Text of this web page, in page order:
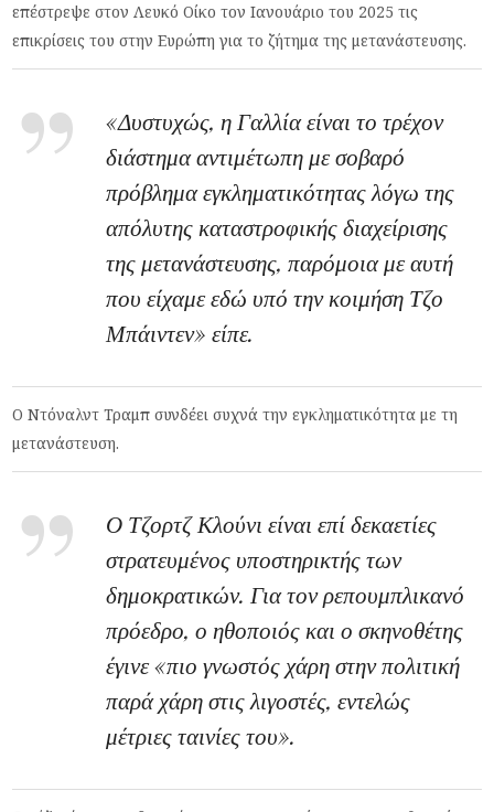
επέστρεψε στον Λευκό Οίκο τον Ιανουάριο του 2025 τις
επικρίσεις του στην Ευρώπη για το ζήτημα της μετανάστευσης.
«Δυστυχώς, η Γαλλία είναι το τρέχον
διάστημα αντιμέτωπη με σοβαρό
πρόβλημα εγκληματικότητας λόγω της
απόλυτης καταστροφικής διαχείρισης
της μετανάστευσης, παρόμοια με αυτή
που είχαμε εδώ υπό την κοιμήση Τζο
Μπάιντεν» είπε.
Ο Ντόναλντ Τραμπ συνδέει συχνά την εγκληματικότητα με τη
μετανάστευση.
Ο Τζορτζ Κλούνι είναι επί δεκαετίες
στρατευμένος υποστηρικτής των
δημοκρατικών. Για τον ρεπουμπλικανό
πρόεδρο, ο ηθοποιός και ο σκηνοθέτης
έγινε «πιο γνωστός χάρη στην πολιτική
παρά χάρη στις λιγοστές, εντελώς
μέτριες ταινίες του».